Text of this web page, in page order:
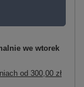
we wtorek
od 300,00 zł